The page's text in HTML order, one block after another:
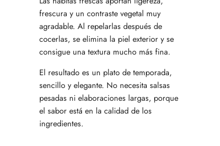
frescura y un contraste vegetal muy
agradable. Al repelarlas después de
cocerlas, se elimina la piel exterior y se
consigue una textura mucho más fina.
El resultado es un plato de temporada,
sencillo y elegante. No necesita salsas
pesadas ni elaboraciones largas, porque
el sabor está en la calidad de los
ingredientes.